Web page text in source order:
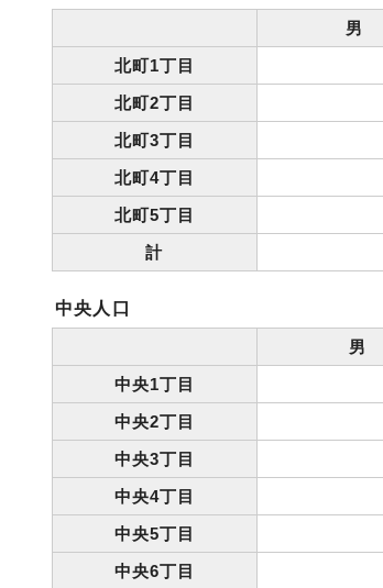
男
北町1丁目
北町2丁目
北町3丁目
北町4丁目
北町5丁目
計
中央人口
男
中央1丁目
中央2丁目
中央3丁目
中央4丁目
中央5丁目
中央6丁目